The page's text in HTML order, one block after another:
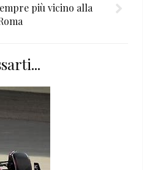
più vicino alla